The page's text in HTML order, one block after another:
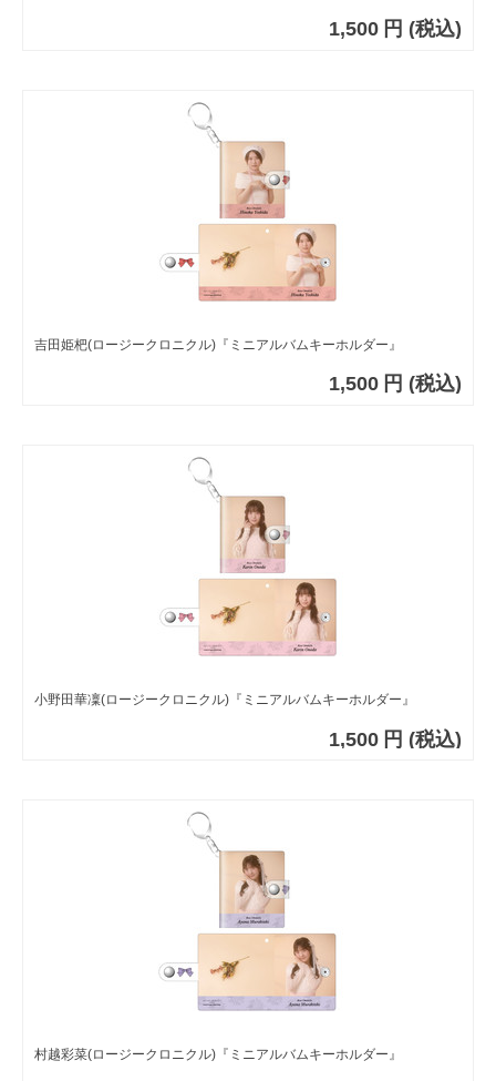
1,500 円 (税込)
吉田姫杷(ロージークロニクル)『ミニアルバムキーホルダー』
1,500 円 (税込)
小野田華凜(ロージークロニクル)『ミニアルバムキーホルダー』
1,500 円 (税込)
村越彩菜(ロージークロニクル)『ミニアルバムキーホルダー』